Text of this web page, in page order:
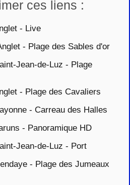
ces liens :
- Live
- Plage des Sables d'or
Jean-de-Luz - Plage
- Plage des Cavaliers
- Carreau des Halles
- Panoramique HD
Jean-de-Luz - Port
- Plage des Jumeaux